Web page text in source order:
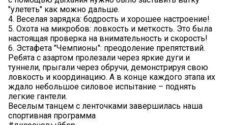
"улететь" как можно дальше.
4. Веселая зарядка: бодрость и хорошее настроение!
5. Охота на микробов: ловкость и меткость. Это была
настоящая проверка на внимательность и скорость!
6. Эстафета "Чемпионы": преодоление препятствий.
Ребята с азартом пролезали через яркие дуги и
туннели, прыгали через обручи, демонстрируя свою
ловкость и координацию. А в конце каждого этапа их
ждало небольшое силовое испытание – поднять
легкие гантели.
Веселым танцем с ленточками завершилась наша
спортивная программа